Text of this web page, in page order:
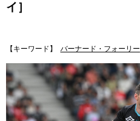
イ］
【キーワード】 バーナード・フォーリー